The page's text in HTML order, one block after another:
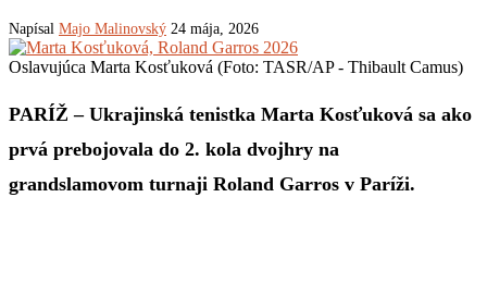
Napísal Majo Malinovský 24 mája, 2026
Oslavujúca Marta Kosťuková (Foto: TASR/AP - Thibault Camus)
PARÍŽ – Ukrajinská tenistka Marta Kosťuková sa ako
prvá prebojovala do 2. kola dvojhry na
grandslamovom turnaji Roland Garros v Paríži.